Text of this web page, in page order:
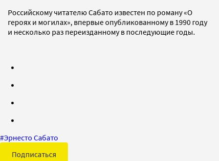
Российскому читателю Сабато известен по роману «О
героях и могилах», впервые опубликованному в 1990 году
и несколько раз переизданному в последующие годы.
#Эрнесто Сабато
Подписаться